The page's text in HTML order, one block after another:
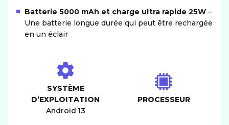
Batterie 5000 mAh et charge ultra rapide 25W –
Une batterie longue durée qui peut être rechargée
en un éclair
SYSTÈME
D’EXPLOITATION
Android 13
PROCESSEUR